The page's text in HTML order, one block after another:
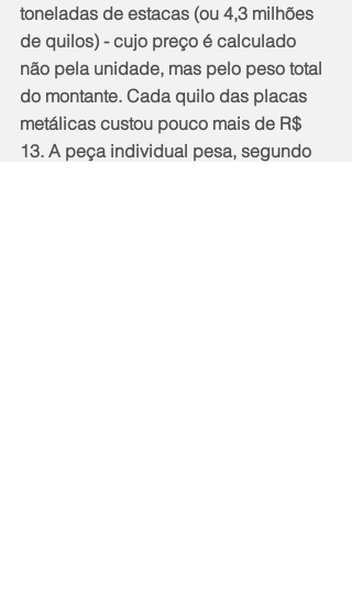
toneladas de estacas (ou 4,3 milhões
de quilos) - cujo preço é calculado
não pela unidade, mas pelo peso total
do montante. Cada quilo das placas
metálicas custou pouco mais de R$
13. A peça individual pesa, segundo